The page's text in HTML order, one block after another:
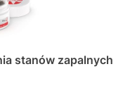
stanów zapalnych